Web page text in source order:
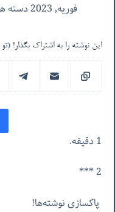
فوریه, 2023 دسته ها
این نوشته را به اشتراک بگذار!
1 دقیقه.
2 ***
پاکسازی نوشته‌ها!